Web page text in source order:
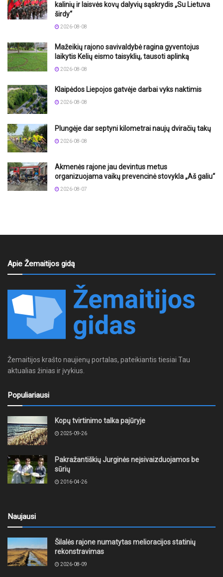
kalinių ir laisvės kovų dalyvių sąskrydis „Su Lietuva
širdy“
2026-08-08
Mažeikių rajono savivaldybė ragina gyventojus
laikytis Kelių eismo taisyklių, tausoti aplinką
2026-08-08
Klaipėdos Liepojos gatvėje darbai vyks naktimis
2026-08-08
Plungėje dar septyni kilometrai naujų dviračių takų
2026-08-08
Akmenės rajone jau devintus metus
organizuojama vaikų prevencinė stovykla „Aš galiu“
2026-08-07
Apie Žemaitijos gidą
Žemaitijos krašto naujienų portalas, pateikiantis tiesiai Tau
aktualias žinias ir įvykius.
Populiariausi
Kopų tvirtinimo talka pajūryje
2025-09-26
Pakražantiškių Jurginės neįsivaizduojamos be
sūrių
2016-04-26
Naujausi
Šilalės rajone numatytas melioracijos statinių
rekonstravimas
2026-08-09